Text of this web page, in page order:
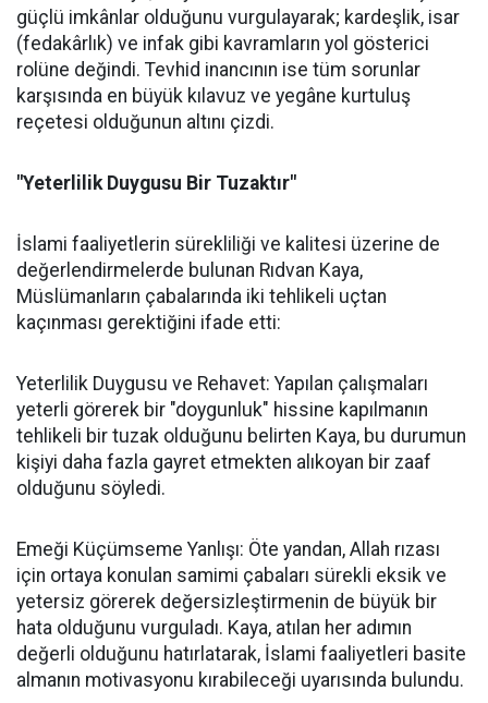
güçlü imkânlar olduğunu vurgulayarak; kardeşlik, isar
(fedakârlık) ve infak gibi kavramların yol gösterici
rolüne değindi. Tevhid inancının ise tüm sorunlar
karşısında en büyük kılavuz ve yegâne kurtuluş
reçetesi olduğunun altını çizdi.
"Yeterlilik Duygusu Bir Tuzaktır"
İslami faaliyetlerin sürekliliği ve kalitesi üzerine de
değerlendirmelerde bulunan Rıdvan Kaya,
Müslümanların çabalarında iki tehlikeli uçtan
kaçınması gerektiğini ifade etti:
Yeterlilik Duygusu ve Rehavet: Yapılan çalışmaları
yeterli görerek bir "doygunluk" hissine kapılmanın
tehlikeli bir tuzak olduğunu belirten Kaya, bu durumun
kişiyi daha fazla gayret etmekten alıkoyan bir zaaf
olduğunu söyledi.
Emeği Küçümseme Yanlışı: Öte yandan, Allah rızası
için ortaya konulan samimi çabaları sürekli eksik ve
yetersiz görerek değersizleştirmenin de büyük bir
hata olduğunu vurguladı. Kaya, atılan her adımın
değerli olduğunu hatırlatarak, İslami faaliyetleri basite
almanın motivasyonu kırabileceği uyarısında bulundu.